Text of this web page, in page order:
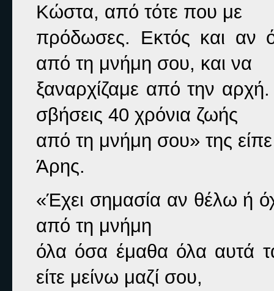
Κώστα, από τότε που με
πρόδωσες. Εκτός και αν
από τη μνήμη σου, και να
ξαναρχίζαμε από την
σβήσεις 40 χρόνια ζωής
από τη μνήμη σου» της
Άρης.
«Έχει σημασία αν θέλω ή
από τη μνήμη
όλα όσα έμαθα όλα αυτά
είτε μείνω μαζί σου,